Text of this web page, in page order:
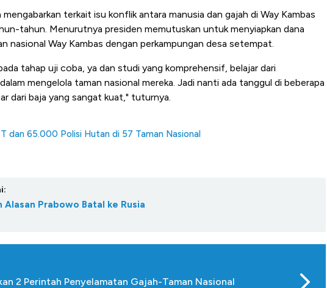
terkait isu konflik antara manusia dan gajah di Way Kambas
tahun. Menurutnya presiden memutuskan untuk menyiapkan dana
nasional Way Kambas dengan perkampungan desa setempat.
tahap uji coba, ya dan studi yang komprehensif, belajar dari
mengelola taman nasional mereka. Jadi nanti ada tanggul di beberapa
dari baja yang sangat kuat," tuturnya.
dan 65.000 Polisi Hutan di 57 Taman Nasional
Prabowo Batal ke Rusia
2 Perintah Penyelamatan Gajah-Taman Nasional
Bangkit, Ada Kabar
RI
Harga Emas Jatuh Usai Terbang 3 Hari,
Apa yang Sebenarnya Terjadi?